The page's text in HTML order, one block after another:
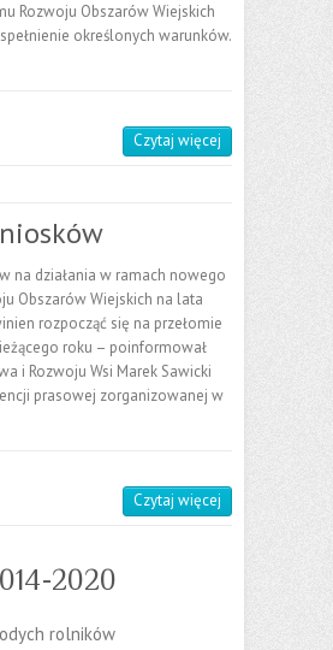
Rozwoju Obszarów Wiejskich
określonych warunków.
Czytaj więcej
na działania w ramach nowego
Obszarów Wiejskich na lata
rozpocząć się na przełomie
roku – poinformował
i Rozwoju Wsi Marek Sawicki
prasowej zorganizowanej w
Czytaj więcej
2020
rolników